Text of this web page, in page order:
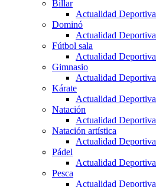
Billar
Actualidad Deportiva
Dominó
Actualidad Deportiva
Fútbol sala
Actualidad Deportiva
Gimnasio
Actualidad Deportiva
Kárate
Actualidad Deportiva
Natación
Actualidad Deportiva
Natación artística
Actualidad Deportiva
Pádel
Actualidad Deportiva
Pesca
Actualidad Deportiva